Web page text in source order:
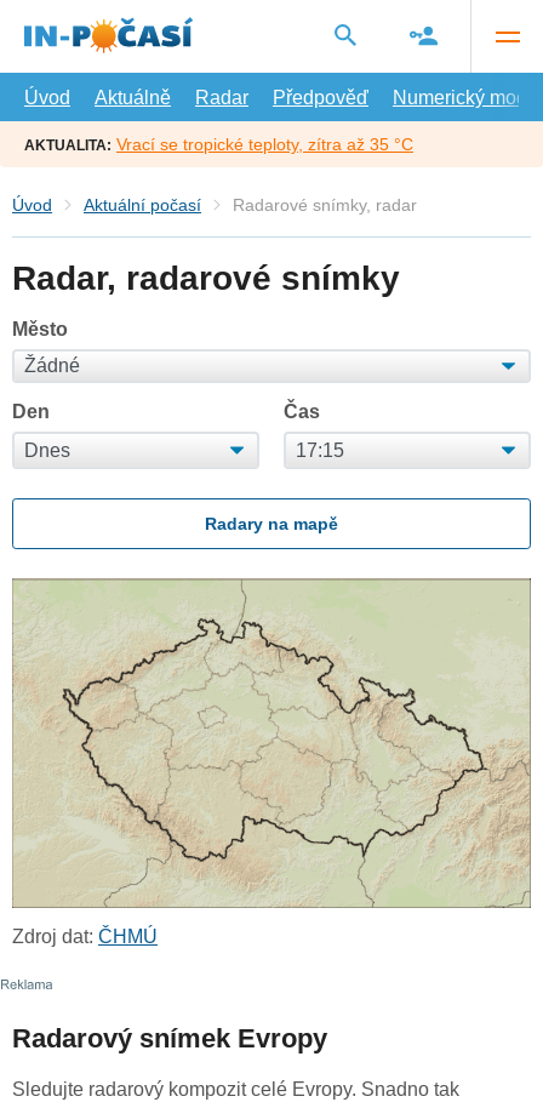
hlavní
Úvod
Aktuálně Radar Předpověď Numerický model
AKTUALITA: Vrací se tropické teploty, zítra až 35 °C
Úvod Aktuální počasí Radarové snímky, radar
Radar, radarové snímky
Město
Den Čas
Radary na mapě
Zdroj dat: ČHMÚ
Radarový snímek Evropy
Sledujte radarový kompozit celé Evropy. Snadno tak